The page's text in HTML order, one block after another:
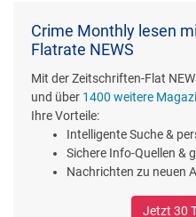
Crime Monthly lesen
Flatrate NEWS
Mit der Zeitschriften-Flat
und über 1400 weitere
Ihre Vorteile:
Intelligente Suche &
Sichere Info-Quellen &
Nachrichten zu neuen
Jetzt 30